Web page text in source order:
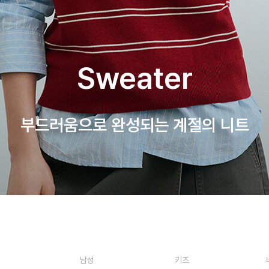
Sweater
부드러움으로 완성되는 계절의 니트
남성 키즈